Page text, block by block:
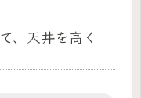
、天井を高く